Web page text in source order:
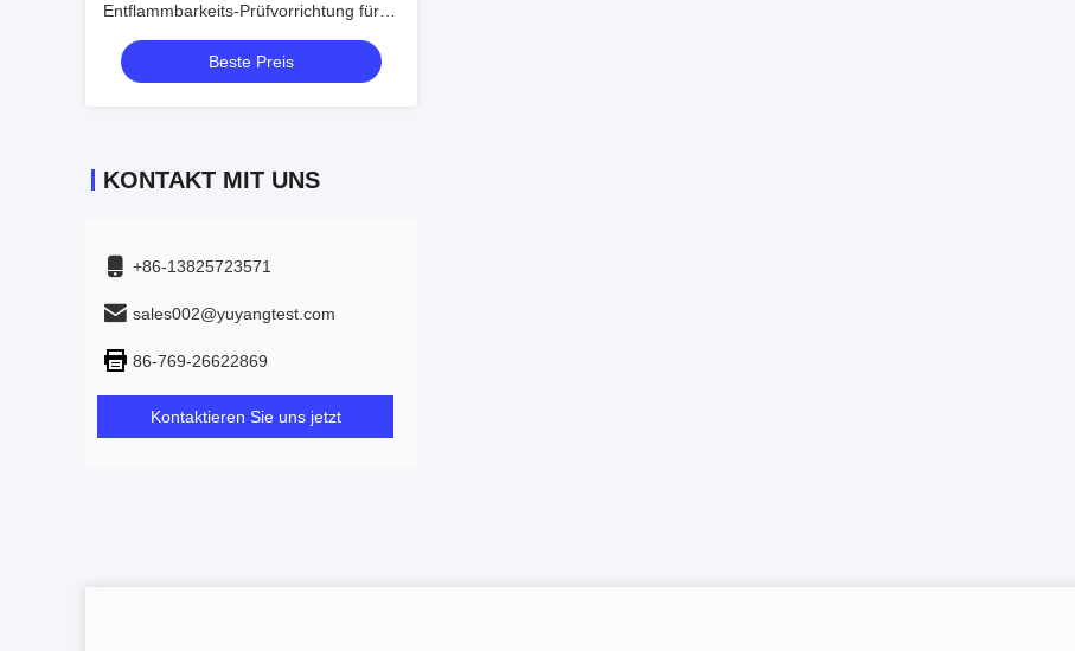
Entflammbarkeits-Prüfvorrichtung für
Plastik
Beste Preis
KONTAKT MIT UNS
+86-13825723571
sales002@yuyangtest.com
86-769-26622869
Kontaktieren Sie uns jetzt